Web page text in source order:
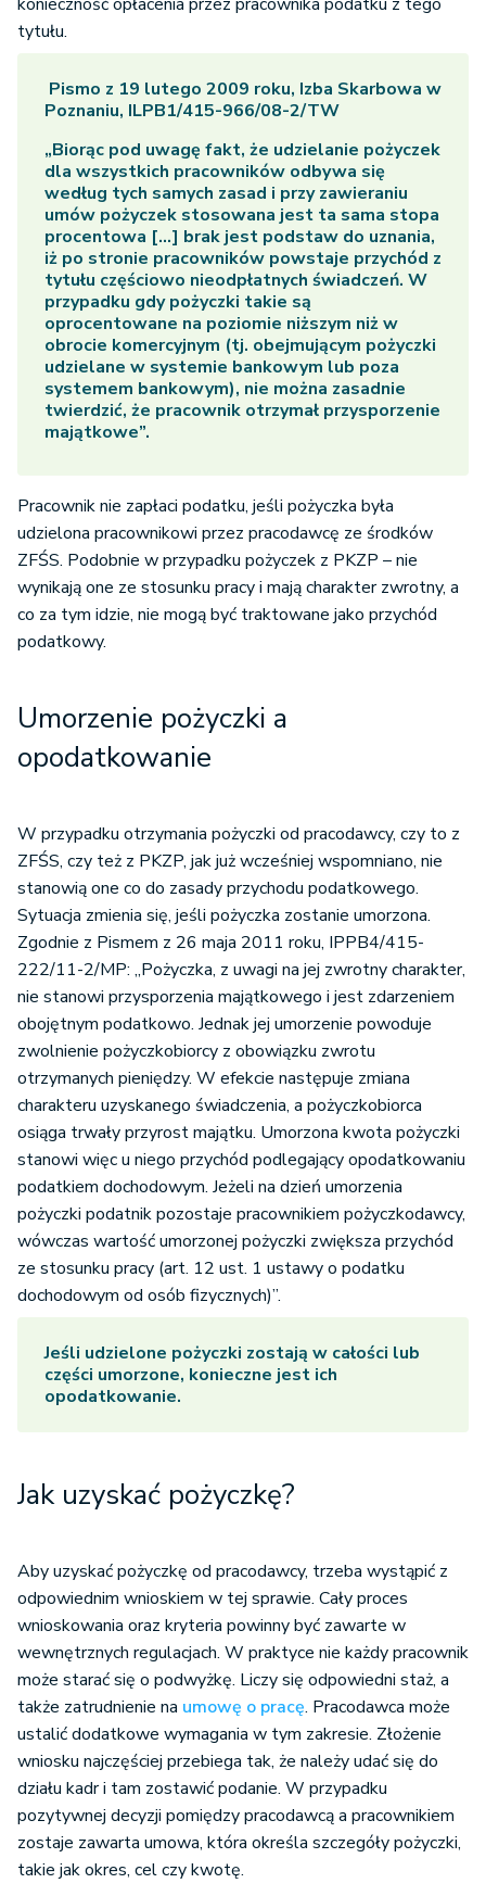
tytułu.
Pismo z 19 lutego 2009 roku, Izba Skarbowa w
Poznaniu, ILPB1/415-966/08-2/TW
„Biorąc pod uwagę fakt, że udzielanie pożyczek
dla wszystkich pracowników odbywa się
według tych samych zasad i przy zawieraniu
umów pożyczek stosowana jest ta sama stopa
procentowa [...] brak jest podstaw do uznania,
iż po stronie pracowników powstaje przychód z
tytułu częściowo nieodpłatnych świadczeń. W
przypadku gdy pożyczki takie są
oprocentowane na poziomie niższym niż w
obrocie komercyjnym (tj. obejmującym pożyczki
udzielane w systemie bankowym lub poza
systemem bankowym), nie można zasadnie
twierdzić, że pracownik otrzymał przysporzenie
majątkowe”.
Pracownik nie zapłaci podatku, jeśli pożyczka była
udzielona pracownikowi przez pracodawcę ze środków
ZFŚS. Podobnie w przypadku pożyczek z PKZP – nie
wynikają one ze stosunku pracy i mają charakter zwrotny, a
co za tym idzie, nie mogą być traktowane jako przychód
podatkowy.
Umorzenie pożyczki a
opodatkowanie
W przypadku otrzymania pożyczki od pracodawcy, czy to z
ZFŚS, czy też z PKZP, jak już wcześniej wspomniano, nie
stanowią one co do zasady przychodu podatkowego.
Sytuacja zmienia się, jeśli pożyczka zostanie umorzona.
Zgodnie z Pismem z 26 maja 2011 roku, IPPB4/415-
222/11-2/MP: „Pożyczka, z uwagi na jej zwrotny charakter,
nie stanowi przysporzenia majątkowego i jest zdarzeniem
obojętnym podatkowo. Jednak jej umorzenie powoduje
zwolnienie pożyczkobiorcy z obowiązku zwrotu
otrzymanych pieniędzy. W efekcie następuje zmiana
charakteru uzyskanego świadczenia, a pożyczkobiorca
osiąga trwały przyrost majątku. Umorzona kwota pożyczki
stanowi więc u niego przychód podlegający opodatkowaniu
podatkiem dochodowym. Jeżeli na dzień umorzenia
pożyczki podatnik pozostaje pracownikiem pożyczkodawcy,
wówczas wartość umorzonej pożyczki zwiększa przychód
ze stosunku pracy (art. 12 ust. 1 ustawy o podatku
dochodowym od osób fizycznych)”.
Jeśli udzielone pożyczki zostają w całości lub
części umorzone, konieczne jest ich
opodatkowanie.
Jak uzyskać pożyczkę?
Aby uzyskać pożyczkę od pracodawcy, trzeba wystąpić z
odpowiednim wnioskiem w tej sprawie. Cały proces
wnioskowania oraz kryteria powinny być zawarte w
wewnętrznych regulacjach. W praktyce nie każdy pracownik
może starać się o podwyżkę. Liczy się odpowiedni staż, a
także zatrudnienie na umowę o pracę. Pracodawca może
ustalić dodatkowe wymagania w tym zakresie. Złożenie
wniosku najczęściej przebiega tak, że należy udać się do
działu kadr i tam zostawić podanie. W przypadku
pozytywnej decyzji pomiędzy pracodawcą a pracownikiem
zostaje zawarta umowa, która określa szczegóły pożyczki,
takie jak okres, cel czy kwotę.